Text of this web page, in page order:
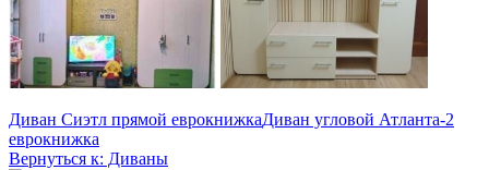
Диван Сиэтл прямой еврокнижкаДиван угловой Атланта-2
еврокнижка
Вернуться к: Диваны